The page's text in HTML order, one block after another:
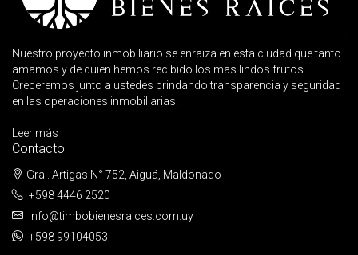
Nuestro proyecto inmobiliario se enraiza en esta ciudad que tanto
amamos y de quien hemos recibido los mas lindos frutos.
Creceremos junto a ustedes brindando transparencia y seguridad
en las operaciones inmobiliarias.
Leer más
Contacto
Gral. Artigas N° 752, Aiguá, Maldonado
+598 4446 2520
info@timbobienesraices.com.uy
+598 99104053